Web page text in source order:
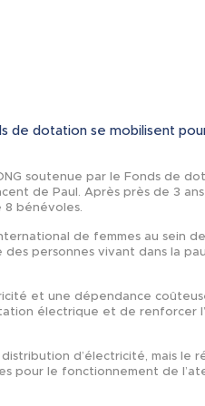
de dotation se mobilisent
soutenue par le Fonds de
de Paul. Après près de 3
8 bénévoles.
de femmes au sein
personnes vivant dans la
et une dépendance
électrique et de renforcer
d’électricité, mais le
pour le fonctionnement de